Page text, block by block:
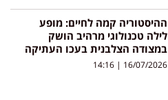
ההיסטוריה קמה לחיים: מופע
לילה טכנולוגי מרהיב הושק
במצודה הצלבנית בעכו העתיקה
16/07/2026